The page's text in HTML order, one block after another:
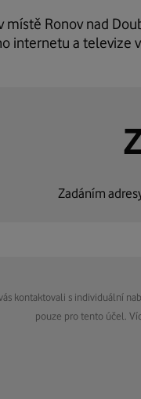
Ronov nad
internetu a televize
Zadáním
kontaktovali s individuální
pouze pro tento účel.